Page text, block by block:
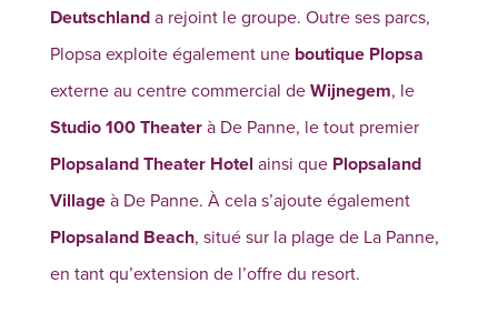
Deutschlanda rejoint le groupe. Outre ses parcs,
Plopsa exploite également une boutique Plopsa
externe au centre commercial deWijnegem, le
Studio 100 Theaterà De Panne, le tout premier
Plopsaland Theater Hotel ainsi que Plopsaland
Villageà De Panne. À cela s’ajoute également
Plopsaland Beach, situé sur la plage de La Panne,
en tant qu’extension de l’offre du resort.